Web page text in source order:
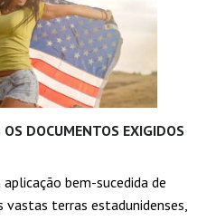
DOCUMENTOS EXIGIDOS
bem-sucedida de
terras estadunidenses,